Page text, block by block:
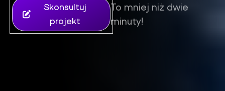
Skonsultuj
projekt
To mniej niż dwie
minuty!